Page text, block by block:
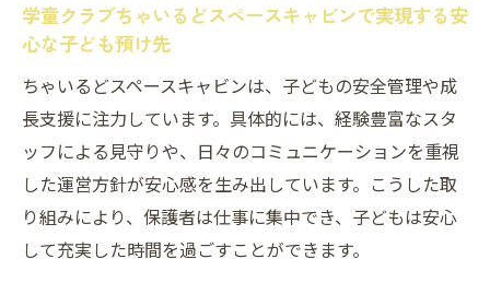
学童クラブちゃいるどスペースキャビンで実現する安
心な子ども預け先
ちゃいるどスペースキャビンは、子どもの安全管理や成
長支援に注力しています。具体的には、経験豊富なスタ
ッフによる見守りや、日々のコミュニケーションを重視
した運営方針が安心感を生み出しています。こうした取
り組みにより、保護者は仕事に集中でき、子どもは安心
して充実した時間を過ごすことができます。